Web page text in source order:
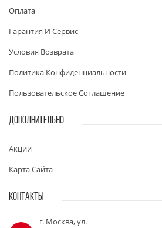
Оплата
Гарантия И Сервис
Условия Возврата
Политика Конфиденциальности
Пользовательское Соглашение
ДОПОЛНИТЕЛЬНО
Акции
Карта Сайта
КОНТАКТЫ
г. Москва, ул.